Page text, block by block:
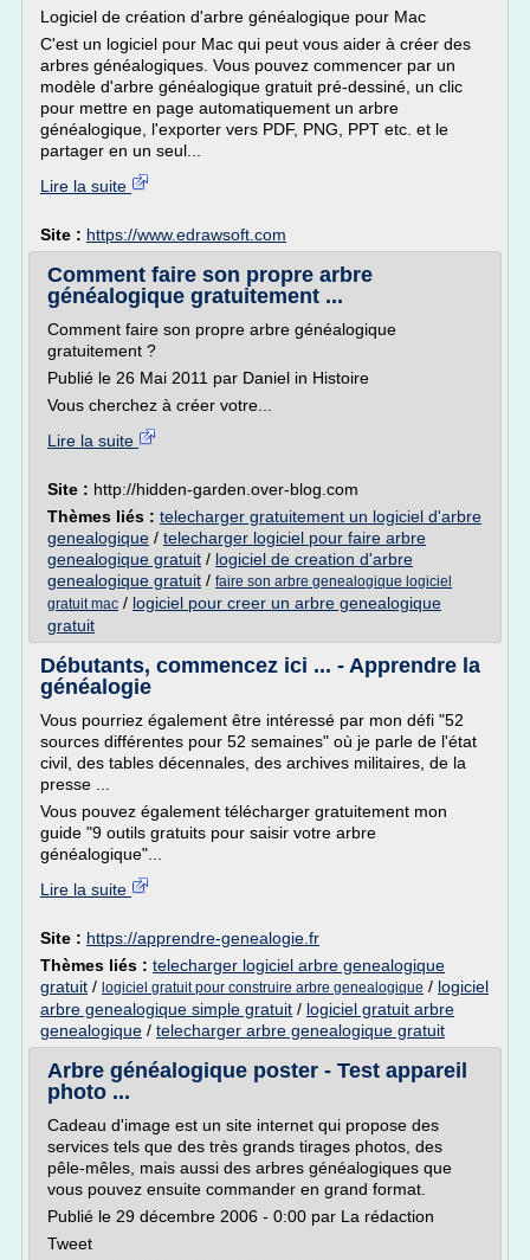
Logiciel de création d'arbre généalogique pour Mac
C'est un logiciel pour Mac qui peut vous aider à créer des
arbres généalogiques. Vous pouvez commencer par un
modèle d'arbre généalogique gratuit pré-dessiné, un clic
pour mettre en page automatiquement un arbre
généalogique, l'exporter vers PDF, PNG, PPT etc. et le
partager en un seul...
Lire la suite
Site : https://www.edrawsoft.com
Comment faire son propre arbre
généalogique gratuitement ...
Comment faire son propre arbre généalogique
gratuitement ?
Publié le 26 Mai 2011 par Daniel in Histoire
Vous cherchez à créer votre...
Lire la suite
Site : http://hidden-garden.over-blog.com
Thèmes liés : telecharger gratuitement un logiciel d'arbre
genealogique / telecharger logiciel pour faire arbre
genealogique gratuit / logiciel de creation d'arbre
genealogique gratuit / faire son arbre genealogique logiciel
gratuit mac / logiciel pour creer un arbre genealogique
gratuit
Débutants, commencez ici ... - Apprendre la
généalogie
Vous pourriez également être intéressé par mon défi "52
sources différentes pour 52 semaines" où je parle de l'état
civil, des tables décennales, des archives militaires, de la
presse ...
Vous pouvez également télécharger gratuitement mon
guide "9 outils gratuits pour saisir votre arbre
généalogique"...
Lire la suite
Site : https://apprendre-genealogie.fr
Thèmes liés : telecharger logiciel arbre genealogique
gratuit / logiciel gratuit pour construire arbre genealogique / logiciel
arbre genealogique simple gratuit / logiciel gratuit arbre
genealogique / telecharger arbre genealogique gratuit
Arbre généalogique poster - Test appareil
photo ...
Cadeau d'image est un site internet qui propose des
services tels que des très grands tirages photos, des
pêle-mêles, mais aussi des arbres généalogiques que
vous pouvez ensuite commander en grand format.
Publié le 29 décembre 2006 - 0:00 par La rédaction
Tweet